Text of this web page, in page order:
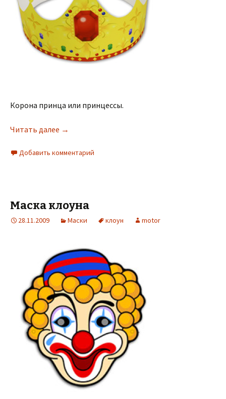
Корона принца или принцессы.
Читать далее →
Добавить комментарий
Маска клоуна
28.11.2009 Маски клоун motor